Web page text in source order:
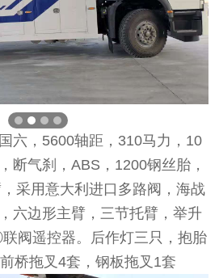
六，5600轴距，310马力，10
断气刹，ABS，1200钢丝胎，
采用意大利进口多路阀，海战
六边形主臂，三节托臂，举升
阀遥控器。后作灯三只，抱胎
桥拖叉4套，钢板拖叉1套